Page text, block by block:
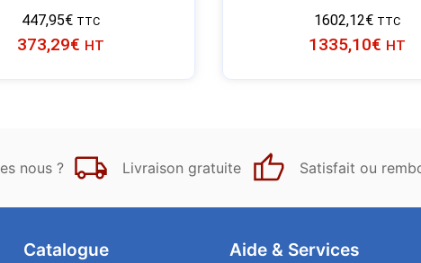
447,95€ TTC
373,29€ HT
1602,12€ TTC
1335,10€ HT
nous ? Livraison gratuite Satisfait ou
Catalogue Aide & Services​